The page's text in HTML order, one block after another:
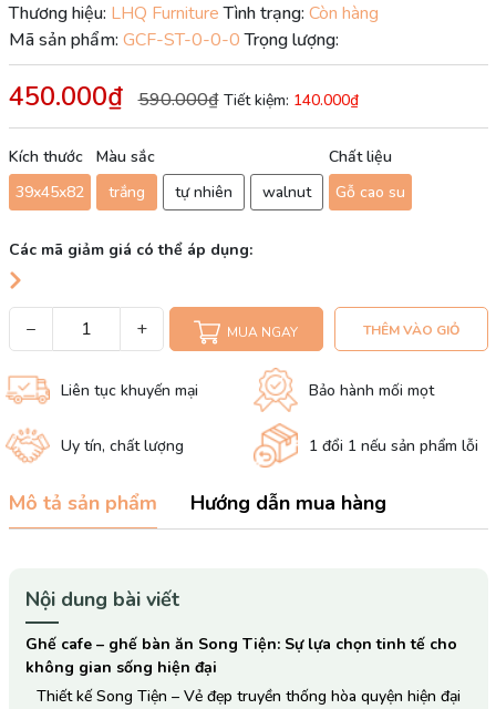
Thương hiệu: LHQ FurnitureTình trạng: Còn hàng
Mã sản phẩm: GCF-ST-0-0-0 Trọng lượng:
450.000₫ 590.000₫ Tiết kiệm: 140.000₫
Kích thước
39x45x82
Màu sắc
trắng
tự nhiên walnut
Chất liệu
Gỗ cao su
Các mã giảm giá có thể áp dụng:
− + MUA NGAY THÊM VÀO GIỎ
Liên tục khuyến mại Bảo hành mối mọt
Uy tín, chất lượng 1 đổi 1 nếu sản phẩm lỗi
Mô tả sản phẩm Hướng dẫn mua hàng
Nội dung bài viết
Ghế cafe – ghế bàn ăn Song Tiện: Sự lựa chọn tinh tế cho
không gian sống hiện đại
Thiết kế Song Tiện – Vẻ đẹp truyền thống hòa quyện hiện đại